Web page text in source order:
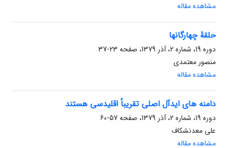
مشاهده مقاله
حلقۀ چهارگانها
دوره 19، شماره 2، آذر 1379، صفحه
23-37
منصور معتمدی
مشاهده مقاله
دامنه های ایدآل اصلی تقریباً اقلیدسی هستند
دوره 19، شماره 2، آذر 1379، صفحه
57-60
علی معدنشکاف
مشاهده مقاله